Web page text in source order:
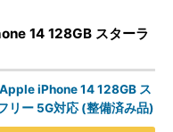
14 128GB スターラ
Apple iPhone 14 128GB ス
リー 5G対応 (整備済み品)